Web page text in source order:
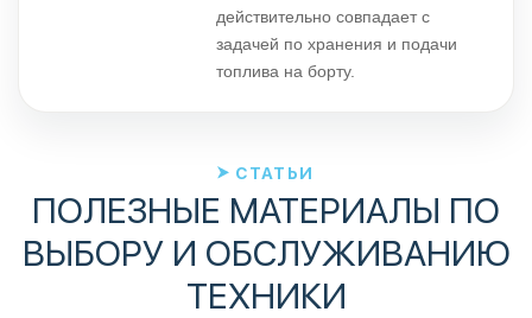
действительно совпадает с
задачей по хранения и подачи
топлива на борту.
СТАТЬИ
ПОЛЕЗНЫЕ МАТЕРИАЛЫ ПО
ВЫБОРУ И ОБСЛУЖИВАНИЮ
ТЕХНИКИ